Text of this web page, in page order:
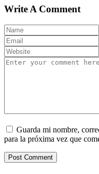
Write A Comment
Guarda mi nombre,
para la próxima vez que